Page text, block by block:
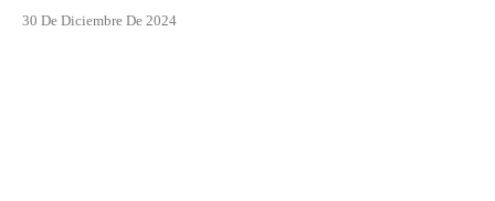
30 De Diciembre De 2024